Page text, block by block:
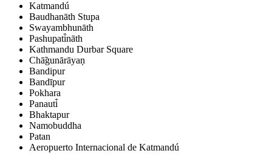
Katmandú
Baudhanāth Stupa
Swayambhunāth
Pashupati̇̄nāth
Kathmandu Durbar Square
Chā̃gunārāyaṇ
Bandipur
Bandīpur
Pokhara
Panauti̇̄
Bhaktapur
Namobuddha
Patan
Aeropuerto Internacional de Katmandú